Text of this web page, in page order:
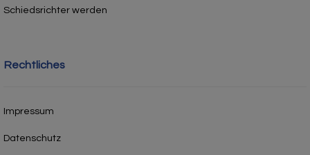
Schiedsrichter werden
Rechtliches
Impressum
Datenschutz